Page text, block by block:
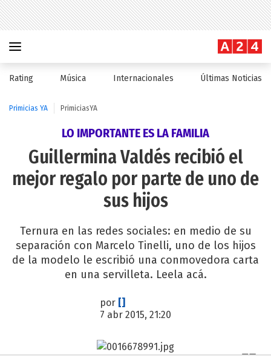
Rating Música Internacionales Últimas Noticias
Primicias YA PrimiciasYA
LO IMPORTANTE ES LA FAMILIA
Guillermina Valdés recibió el
mejor regalo por parte de uno de
sus hijos
Ternura en las redes sociales: en medio de su
separación con Marcelo Tinelli, uno de los hijos
de la modelo le escribió una conmovedora carta
en una servilleta. Leela acá.
por []
7 abr 2015, 21:20